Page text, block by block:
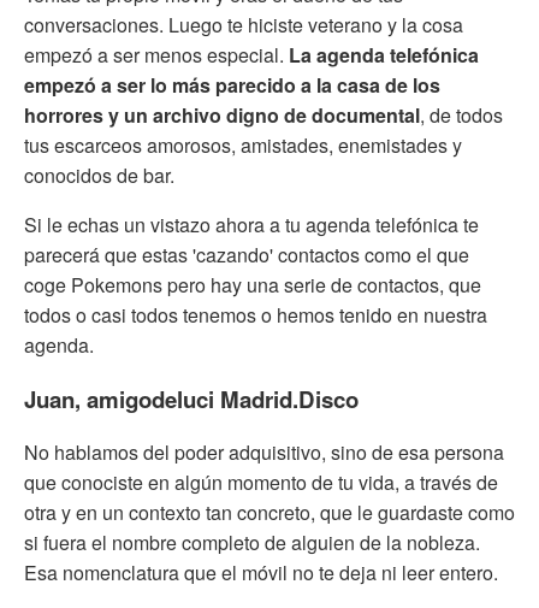
conversaciones. Luego te hiciste veterano y la cosa
empezó a ser menos especial. La agenda telefónica
empezó a ser lo más parecido a la casa de los
horrores y un archivo digno de documental, de todos
tus escarceos amorosos, amistades, enemistades y
conocidos de bar.
Si le echas un vistazo ahora a tu agenda telefónica te
parecerá que estas 'cazando' contactos como el que
coge Pokemons pero hay una serie de contactos, que
todos o casi todos tenemos o hemos tenido en nuestra
agenda.
Juan, amigodeluci Madrid.Disco
No hablamos del poder adquisitivo, sino de esa persona
que conociste en algún momento de tu vida, a través de
otra y en un contexto tan concreto, que le guardaste como
si fuera el nombre completo de alguien de la nobleza.
Esa nomenclatura que el móvil no te deja ni leer entero.